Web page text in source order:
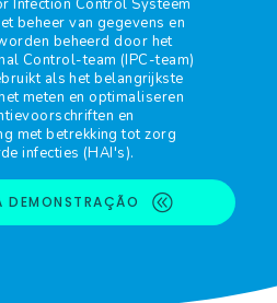
Infection Control Systeem
beheer van gegevens en
beheerd door het
Control-team (IPC-team)
als het belangrijkste
meten en optimaliseren
en
met betrekking tot zorg
infecties (HAI's).
DEMONSTRAÇÃO